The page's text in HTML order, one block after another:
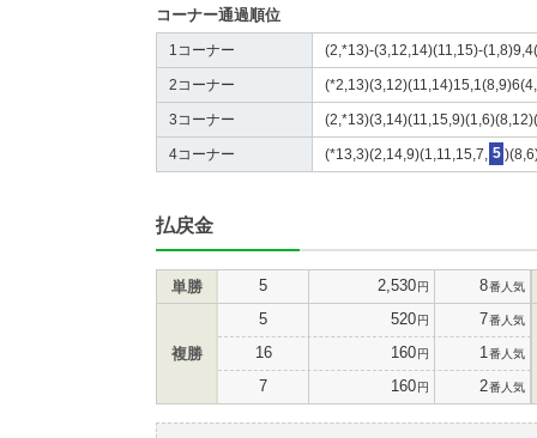
コーナー通過順位
1コーナー (2,*13)-(3,12,14)(11,15)-
2コーナー
3コーナー
4コーナー (*13,3)(2,14,9)(1,11,15,7, 5
払戻金
単勝 5 2,530円 8番人気
複勝
5 520円 7番人気
16 160円 1 番人気
7 160円 2番人気